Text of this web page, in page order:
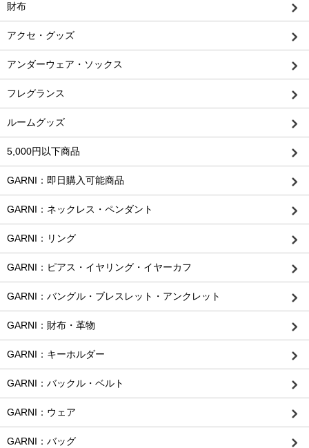
財布
アクセ・グッズ
アンダーウェア・ソックス
フレグランス
ルームグッズ
5,000円以下商品
GARNI：即日購入可能商品
GARNI：ネックレス・ペンダント
GARNI：リング
GARNI：ピアス・イヤリング・イヤーカフ
GARNI：バングル・ブレスレット・アンクレット
GARNI：財布・革物
GARNI：キーホルダー
GARNI：バックル・ベルト
GARNI：ウェア
GARNI：バッグ